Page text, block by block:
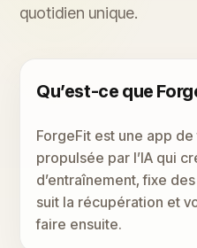
quotidien unique.
Qu’est-ce que
ForgeFit est une app
propulsée par l’IA qui
d’entraînement, fixe
suit la récupération et
faire ensuite.